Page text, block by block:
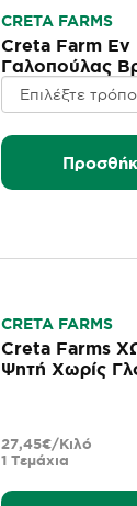
CRETA FARMS
Creta Farm Εν
Γαλοπούλας
Γλουτένη
CRETA FARMS
Creta Farms
Ψητή Χωρίς
1 Τεμάχια
27,45€/Κιλό